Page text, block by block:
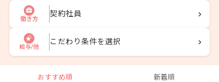
働き方
契約社員
給与/他
こだわり条件を選択
おすすめ順 新着順